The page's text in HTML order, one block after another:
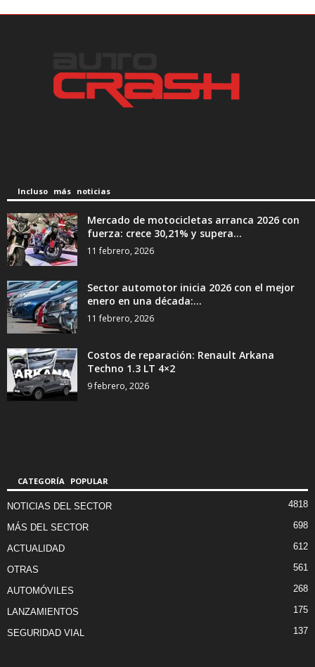
Incluso más noticias
Mercado de motocicletas arranca 2026 con
fuerza: crece 30,21% y supera...
11 febrero, 2026
Sector automotor inicia 2026 con el mejor
enero en una década:...
11 febrero, 2026
Costos de reparación: Renault Arkana
Techno 1.3 LT 4×2
9 febrero, 2026
CATEGORÍA POPULAR
NOTICIAS DEL SECTOR 4818
MÁS DEL SECTOR 698
ACTUALIDAD 612
OTRAS 561
AUTOMÓVILES 268
LANZAMIENTOS 175
SEGURIDAD VIAL 137